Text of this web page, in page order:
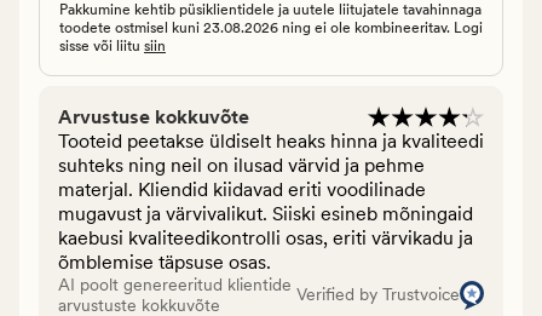
Pakkumine kehtib püsiklientidele ja uutele liitujatele tavahinnaga
toodete ostmisel kuni 23.08.2026 ning ei ole kombineeritav. Logi
sisse või liitu siin
Arvustuse kokkuvõte
Tooteid peetakse üldiselt heaks hinna ja kvaliteedi
suhteks ning neil on ilusad värvid ja pehme
materjal. Kliendid kiidavad eriti voodilinade
mugavust ja värvivalikut. Siiski esineb mõningaid
kaebusi kvaliteedikontrolli osas, eriti värvikadu ja
õmblemise täpsuse osas.
AI poolt genereeritud klientide
arvustuste kokkuvõte
Verified by Trustvoice